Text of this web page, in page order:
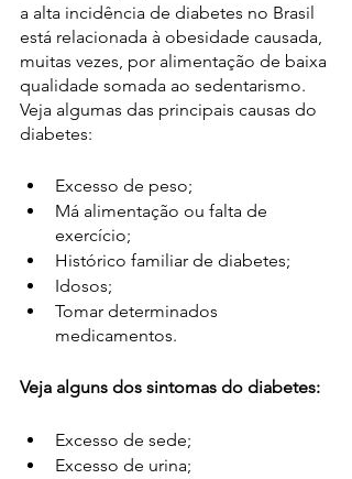
a alta incidência de diabetes no Brasil
está relacionada à obesidade causada,
muitas vezes, por alimentação de baixa
qualidade somada ao sedentarismo.
Veja algumas das principais causas do
diabetes:
Excesso de peso;
Má alimentação ou falta de
exercício;
Histórico familiar de diabetes;
Idosos;
Tomar determinados
medicamentos.
Veja alguns dos sintomas do diabetes:
Excesso de sede;
Excesso de urina;